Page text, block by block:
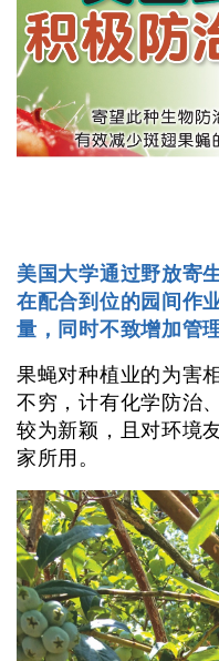
美国大学通过野放寄
在配合到位的园间作
量，同时不致增加管
果蝇对种植业的为害
不穷，计有化学防治
较为新颖，且对环境
家所用。